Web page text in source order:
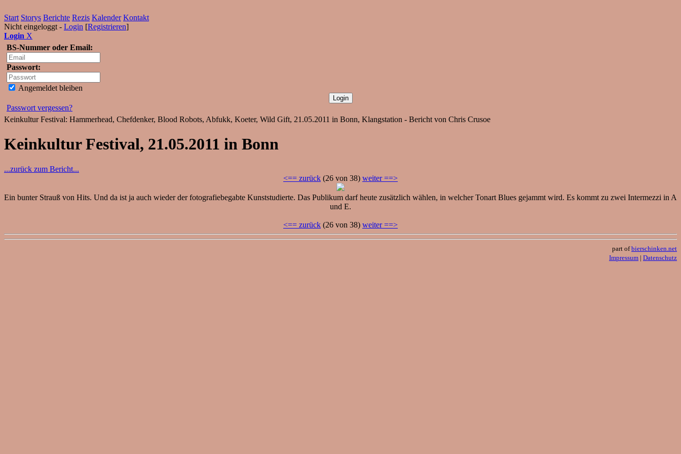
Start Storys Berichte Rezis Kalender Kontakt
Nicht eingeloggt - Login [Registrieren]
Login X
BS-Nummer oder Email:
Passwort:
Angemeldet bleiben
Passwort vergessen?
Keinkultur Festival: Hammerhead, Chefdenker, Blood Robots, Abfukk, Koeter, Wild Gift, 21.05.2011 in Bonn, Klangstation - Bericht von Chris Crusoe
Keinkultur Festival, 21.05.2011 in Bonn
...zurück zum Bericht...
<== zurück (26 von 38) weiter ==>
Ein bunter Strauß von Hits. Und da ist ja auch wieder der fotografiebegabte Kunststudierte. Das Publikum darf heute zusätzlich wählen, in welcher Tonart Blues gejammt wird. Es kommt zu zwei Intermezzi in A
und E.
<== zurück (26 von 38) weiter ==>
part ofbierschinken.net
Impressum | Datenschutz